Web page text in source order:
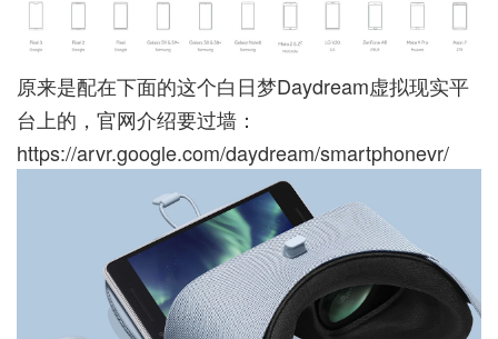
原来是配在下面的这个白日梦Daydream虚拟现实平
台上的，官网介绍要过墙：
https://arvr.google.com/daydream/smartphonevr/